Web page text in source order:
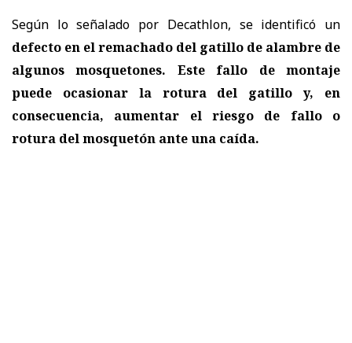
Según lo señalado por Decathlon, se identificó un
defecto en el remachado del gatillo de alambre de
algunos mosquetones. Este fallo de montaje
puede ocasionar la rotura del gatillo y, en
consecuencia, aumentar el riesgo de fallo o
rotura del mosquetón ante una caída.